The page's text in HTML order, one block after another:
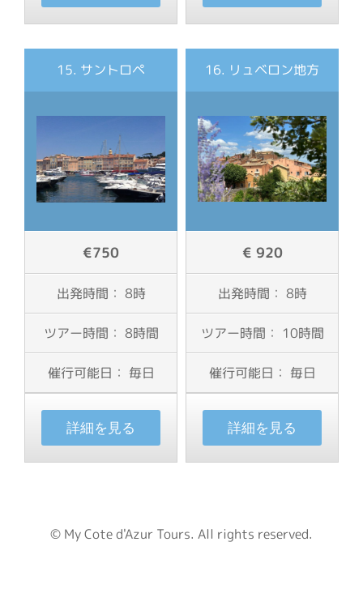
15. サントロペ
€750
出発時間： 8時
ツアー時間： 8時間
催行可能日： 毎日
詳細を見る
16. リュベロン地方
€ 920
出発時間： 8時
ツアー時間： 10時間
催行可能日： 毎日
詳細を見る
© My Cote d'Azur Tours. All rights reserved.